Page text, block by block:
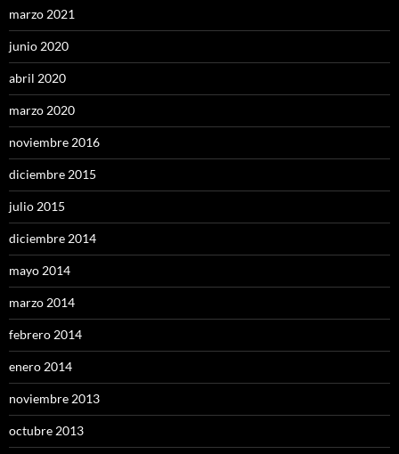
marzo 2021
junio 2020
abril 2020
marzo 2020
noviembre 2016
diciembre 2015
julio 2015
diciembre 2014
mayo 2014
marzo 2014
febrero 2014
enero 2014
noviembre 2013
octubre 2013